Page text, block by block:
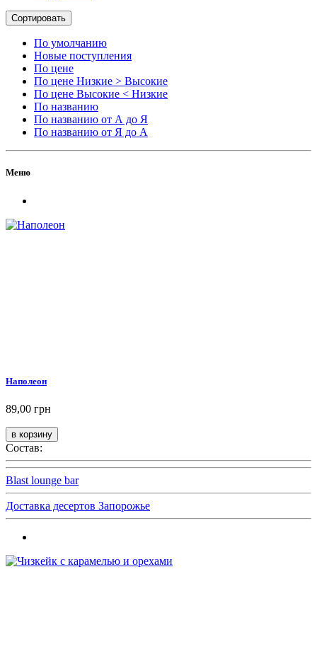
Сортировать
По умолчанию
Новые поступления
По цене
По цене Низкие > Высокие
По цене Высокие < Низкие
По названию
По названию от А до Я
По названию от Я до А
Меню
Наполеон
89,00 грн
Состав:
Blast lounge bar
Доставка десертов Запорожье